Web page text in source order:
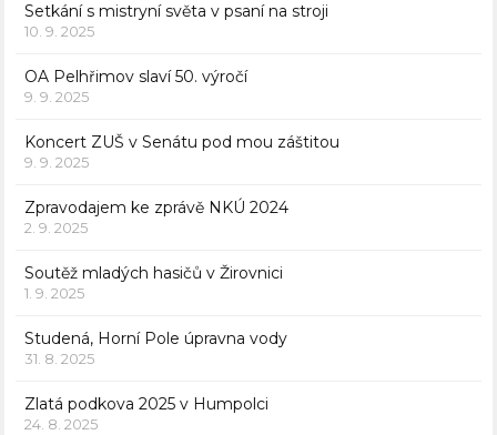
Setkání s mistryní světa v psaní na stroji
10. 9. 2025
OA Pelhřimov slaví 50. výročí
9. 9. 2025
Koncert ZUŠ v Senátu pod mou záštitou
9. 9. 2025
Zpravodajem ke zprávě NKÚ 2024
2. 9. 2025
Soutěž mladých hasičů v Žirovnici
1. 9. 2025
Studená, Horní Pole úpravna vody
31. 8. 2025
Zlatá podkova 2025 v Humpolci
24. 8. 2025